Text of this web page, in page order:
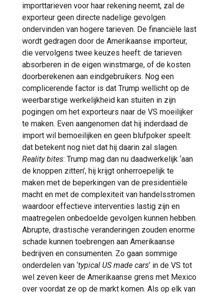
importtarieven voor haar rekening neemt, zal de
exporteur geen directe nadelige gevolgen
ondervinden van hogere tarieven. De financiële last
wordt gedragen door de Amerikaanse importeur,
die vervolgens twee keuzes heeft: de tarieven
absorberen in de eigen winstmarge, of de kosten
doorberekenen aan eindgebruikers. Nog een
complicerende factor is dat Trump wellicht op de
weerbarstige werkelijkheid kan stuiten in zijn
pogingen om het exporteurs naar de VS moeilijker
te maken. Even aangenomen dat hij inderdaad de
import wil bemoeilijken en geen blufpoker speelt:
dat betekent nog niet dat hij daarin zal slagen.
Reality bites: Trump mag dan nu daadwerkelijk ‘aan
de knoppen zitten’, hij krijgt onherroepelijk te
maken met de beperkingen van de presidentiële
macht en met de complexiteit van handelsstromen
waardoor effectieve interventies lastig zijn en
maatregelen onbedoelde gevolgen kunnen hebben.
Abrupte, drastische veranderingen zouden enorme
schade kunnen toebrengen aan Amerikaanse
bedrijven en consumenten. Zo gaan sommige
onderdelen van ‘typical US made cars’ in de VS tot
wel zeven keer de Amerikaanse grens met Mexico
over voordat ze op de markt komen. Als op elk van